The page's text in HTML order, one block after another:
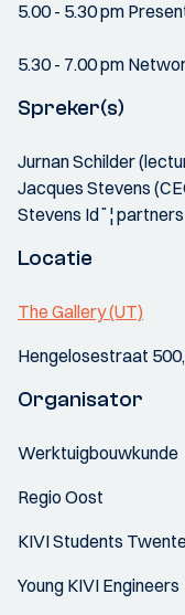
5.00 - 5.30 pm
5.30 - 7.00 pm
Spreker(s)
Jurnan Schilder
Jacques Stevens
Stevens Id¨¦ partners
Locatie
The Gallery (UT)
Hengelosestraat
Organisator
Werktuigbouwkunde
Regio Oost
KIVI Students
Young KIVI Engineers